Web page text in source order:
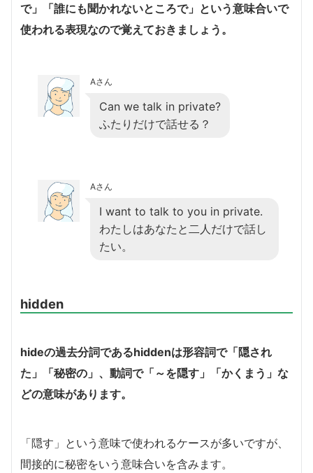
で」「誰にも聞かれないところで」という意味合いで
使われる表現なので覚えておきましょう。
Aさん
Can we talk in private?
ふたりだけで話せる？
Aさん
I want to talk to you in private.
わたしはあなたと二人だけで話し
たい。
hidden
hideの過去分詞であるhiddenは形容詞で「隠され
た」「秘密の」、動詞で「～を隠す」「かくまう」な
どの意味があります。
「隠す」という意味で使われるケースが多いですが、
間接的に秘密をいう意味合いを含みます。